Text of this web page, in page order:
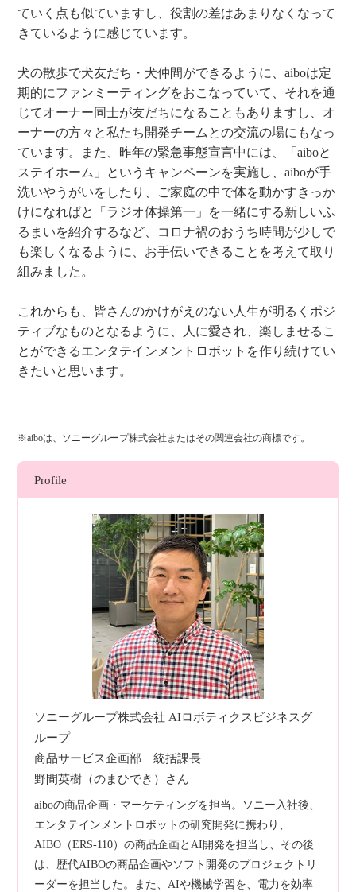
ていく点も似ていますし、役割の差はあまりなくなって
きているように感じています。
犬の散歩で犬友だち・犬仲間ができるように、aiboは定
期的にファンミーティングをおこなっていて、それを通
じてオーナー同士が友だちになることもありますし、オ
ーナーの方々と私たち開発チームとの交流の場にもなっ
ています。また、昨年の緊急事態宣言中には、「aiboと
ステイホーム」というキャンペーンを実施し、aiboが手
洗いやうがいをしたり、ご家庭の中で体を動かすきっか
けになればと「ラジオ体操第一」を一緒にする新しいふ
るまいを紹介するなど、コロナ禍のおうち時間が少しで
も楽しくなるように、お手伝いできることを考えて取り
組みました。
これからも、皆さんのかけがえのない人生が明るくポジ
ティブなものとなるように、人に愛され、楽しませるこ
とができるエンタテインメントロボットを作り続けてい
きたいと思います。
※aiboは、ソニーグループ株式会社またはその関連会社の商標です。
Profile
ソニーグループ株式会社 AIロボティクスビジネスグ
ループ
商品サービス企画部 統括課長
野間英樹（のまひでき）さん
aiboの商品企画・マーケティングを担当。ソニー入社後、
エンタテインメントロボットの研究開発に携わり、
AIBO（ERS-110）の商品企画とAI開発を担当し、その後
は、歴代AIBOの商品企画やソフト開発のプロジェクトリ
ーダーを担当した。また、AIや機械学習を、電力を効率